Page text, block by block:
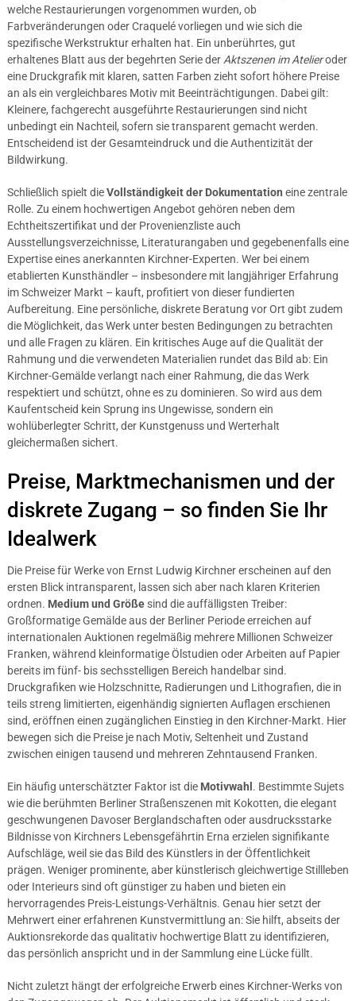
welche Restaurierungen vorgenommen wurden, ob
Farbveränderungen oder Craquelé vorliegen und wie sich die
spezifische Werkstruktur erhalten hat. Ein unberührtes, gut
erhaltenes Blatt aus der begehrten Serie der Aktszenen im Atelieroder
eine Druckgrafik mit klaren, satten Farben zieht sofort höhere Preise
an als ein vergleichbares Motiv mit Beeinträchtigungen. Dabei gilt:
Kleinere, fachgerecht ausgeführte Restaurierungen sind nicht
unbedingt ein Nachteil, sofern sie transparent gemacht werden.
Entscheidend ist der Gesamteindruck und die Authentizität der
Bildwirkung.
Schließlich spielt dieVollständigkeit der Dokumentation eine zentrale
Rolle. Zu einem hochwertigen Angebot gehören neben dem
Echtheitszertifikat und der Provenienzliste auch
Ausstellungsverzeichnisse, Literaturangaben und gegebenenfalls eine
Expertise eines anerkannten Kirchner-Experten. Wer bei einem
etablierten Kunsthändler – insbesondere mit langjähriger Erfahrung
im Schweizer Markt – kauft, profitiert von dieser fundierten
Aufbereitung. Eine persönliche, diskrete Beratung vor Ort gibt zudem
die Möglichkeit, das Werk unter besten Bedingungen zu betrachten
und alle Fragen zu klären. Ein kritisches Auge auf die Qualität der
Rahmung und die verwendeten Materialien rundet das Bild ab: Ein
Kirchner-Gemälde verlangt nach einer Rahmung, die das Werk
respektiert und schützt, ohne es zu dominieren. So wird aus dem
Kaufentscheid kein Sprung ins Ungewisse, sondern ein
wohlüberlegter Schritt, der Kunstgenuss und Werterhalt
gleichermaßen sichert.
Preise, Marktmechanismen und der
diskrete Zugang – so finden Sie Ihr
Idealwerk
Die Preise für Werke von Ernst Ludwig Kirchner erscheinen auf den
ersten Blick intransparent, lassen sich aber nach klaren Kriterien
ordnen. Medium und Größesind die auffälligsten Treiber:
Großformatige Gemälde aus der Berliner Periode erreichen auf
internationalen Auktionen regelmäßig mehrere Millionen Schweizer
Franken, während kleinformatige Ölstudien oder Arbeiten auf Papier
bereits im fünf- bis sechsstelligen Bereich handelbar sind.
Druckgrafiken wie Holzschnitte, Radierungen und Lithografien, die in
teils streng limitierten, eigenhändig signierten Auflagen erschienen
sind, eröffnen einen zugänglichen Einstieg in den Kirchner-Markt. Hier
bewegen sich die Preise je nach Motiv, Seltenheit und Zustand
zwischen einigen tausend und mehreren Zehntausend Franken.
Ein häufig unterschätzter Faktor ist die Motivwahl . Bestimmte Sujets
wie die berühmten Berliner Straßenszenen mit Kokotten, die elegant
geschwungenen Davoser Berglandschaften oder ausdrucksstarke
Bildnisse von Kirchners Lebensgefährtin Erna erzielen signifikante
Aufschläge, weil sie das Bild des Künstlers in der Öffentlichkeit
prägen. Weniger prominente, aber künstlerisch gleichwertige Stillleben
oder Interieurs sind oft günstiger zu haben und bieten ein
hervorragendes Preis-Leistungs-Verhältnis. Genau hier setzt der
Mehrwert einer erfahrenen Kunstvermittlung an: Sie hilft, abseits der
Auktionsrekorde das qualitativ hochwertige Blatt zu identifizieren,
das persönlich anspricht und in der Sammlung eine Lücke füllt.
Nicht zuletzt hängt der erfolgreiche Erwerb eines Kirchner-Werks von